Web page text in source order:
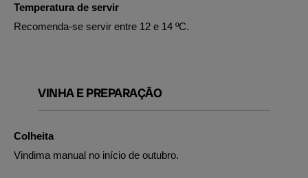
Temperatura de servir
Recomenda-se servir entre 12 e 14 ºC.
VINHA E PREPARAÇÃO
Colheita
Vindima manual no início de outubro.